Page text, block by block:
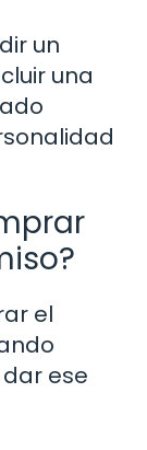
un
una
el
ese